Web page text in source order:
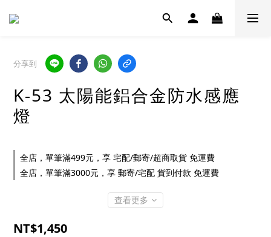
分享到
K-53 太陽能鋁合金防水感應
燈
全店，單筆滿499元，享 宅配/郵寄/超商取貨 免運費
全店，單筆滿3000元，享 郵寄/宅配 貨到付款 免運費
查看更多
NT$1,450